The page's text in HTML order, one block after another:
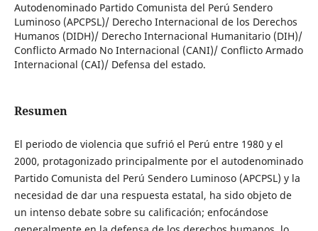
Autodenominado Partido Comunista del Perú Sendero
Luminoso (APCPSL)/ Derecho Internacional de los Derechos
Humanos (DIDH)/ Derecho Internacional Humanitario (DIH)/
Conflicto Armado No Internacional (CANI)/ Conflicto Armado
Internacional (CAI)/ Defensa del estado.
Resumen
El periodo de violencia que sufrió el Perú entre 1980 y el
2000, protagonizado principalmente por el autodenominado
Partido Comunista del Perú Sendero Luminoso (APCPSL) y la
necesidad de dar una respuesta estatal, ha sido objeto de
un intenso debate sobre su calificación; enfocándose